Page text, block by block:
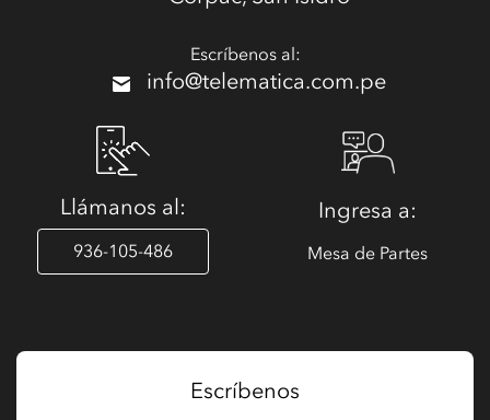
Escríbenos al:
info@telematica.com.pe
Llámanos al:
936-105-486
Ingresa a:
Mesa de Partes
Escríbenos